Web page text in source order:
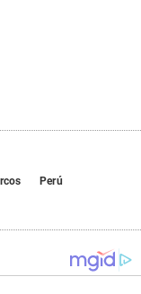
Perú